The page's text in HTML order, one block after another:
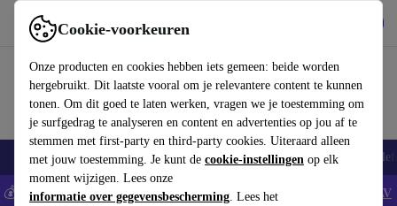
Cookie-voorkeuren
Onze producten en cookies hebben iets gemeen: beide worden
hergebruikt. Dit laatste vooral om je relevantere content te kunnen
tonen. Om dit goed te laten werken, vragen we je toestemming om
je surfgedrag te analyseren en content en advertenties op jou af te
stemmen met first-party en third-party cookies. Uiteraard alleen
met jouw toestemming. Je kunt de cookie-instellingen op elk
moment wijzigen. Lees onze
informatie over gegevensbescherming. Lees het
Gebruik refurbed snel en eenvoudig
Smartphones Laptops Tablets Smartwatches Accessoires
💰Bespaar 5% EXTRA op alle iPhones - Code: IPHONEDEAL - AV